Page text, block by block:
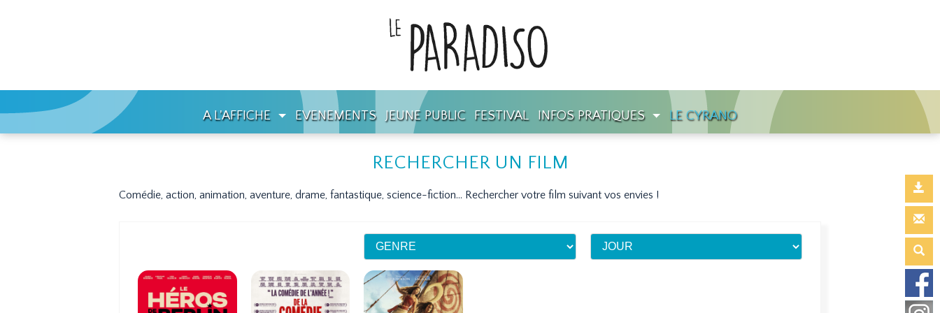
A L'AFFICHE EVENEMENTS JEUNE PUBLIC FESTIVAL INFOS PRATIQUES LE CYRANO
RECHERCHER UN FILM
Comédie, action, animation, aventure, drame, fantastique, science-fiction... Rechercher votre film suivant vos envies !